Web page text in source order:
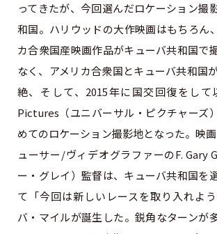
ってきたが、今回選んだロケーション撮
和国。ハリウッドの大作映画はもちろん
カ合衆国産映画作品がキューバ共和国で
なく、アメリカ合衆国とキューバ共和国
絶、そして、2015年に国交回復をして
Pictures（ユニバーサル・ピクチャーズ
めてのロケーション撮影地となった。映
ューサー/ヴィデオグラファーのF. Gary
ー・グレイ）監督は、キューバ共和国を
て「今回は新しいレースを取り入れよ
バ・マイルが誕生した。鋭角なターンが